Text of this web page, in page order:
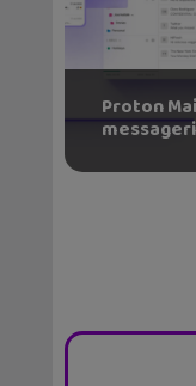
Proton